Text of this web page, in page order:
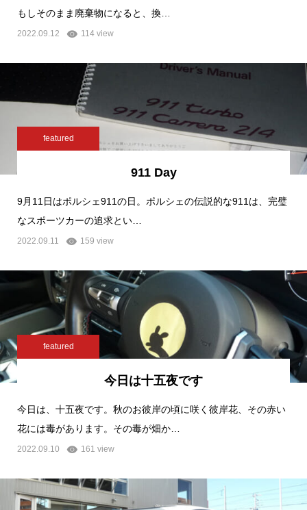
もしそのまま廃棄物になると、換…
2022.09.12 114 view
featured
911 Day
9月11日はポルシェ911の日。ポルシェの伝説的な911は、完璧
なスポーツカーの追求とい…
2022.09.11 159 view
featured
今日は十五夜です
今日は、十五夜です。秋のお彼岸の頃に咲く彼岸花、その赤い
花には毒があります。その毒が畑か…
2022.09.10 161 view